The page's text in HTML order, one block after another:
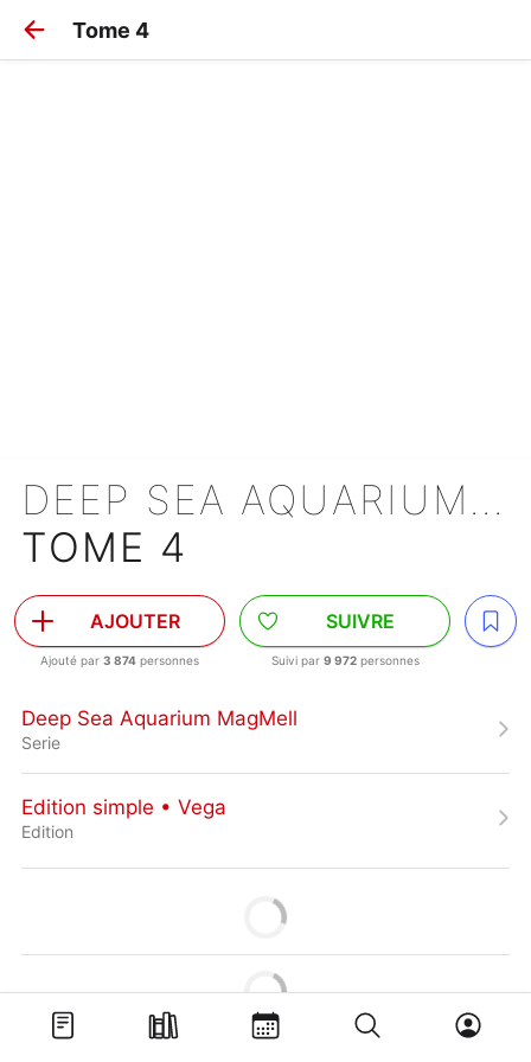
Tome 4
DEEP SEA AQUARIUM MAGMELL
TOME 4
AJOUTER
Ajouté par 3 874 personnes
SUIVRE
Suivi par 9 972personnes
Deep Sea Aquarium MagMell
Serie
Edition simple • Vega
Edition